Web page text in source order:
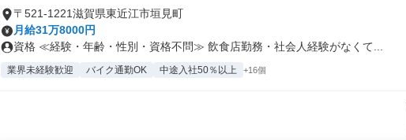
〒521-1221滋賀県東近江市垣見町
月給31万8000円
資格 ≪経験・年齢・性別・資格不問≫ 飲食店勤務・社会人経験がなくて...
業界未経験歓迎 バイク通勤OK 中途入社50％以上 +16個